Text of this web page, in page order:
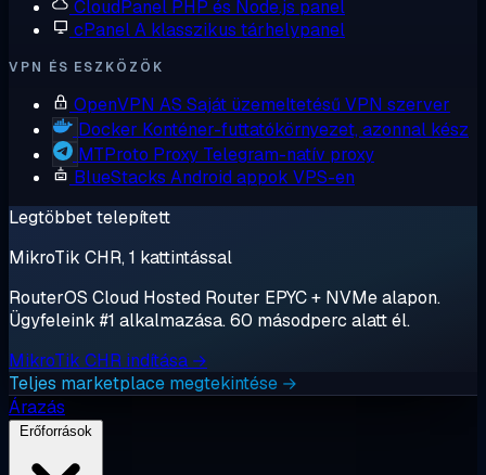
CloudPanel PHP és Node.js panel
cPanelA klasszikus tárhelypanel
VPN ÉS ESZKÖZÖK
OpenVPN AS Saját üzemeltetésű VPN szerver
Docker Konténer-futtatókörnyezet, azonnal kész
MTProto Proxy Telegram-natív proxy
BlueStacks Android appok VPS-en
Legtöbbet telepített
MikroTik CHR, 1 kattintással
RouterOS Cloud Hosted Router EPYC + NVMe alapon.
Ügyfeleink #1 alkalmazása. 60 másodperc alatt él.
MikroTik CHR indítása →
Teljes marketplace megtekintése →
Árazás